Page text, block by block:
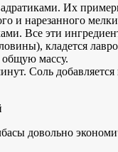
Их
и нарезанного
Все эти
кладется
общую массу.
Соль
довольно